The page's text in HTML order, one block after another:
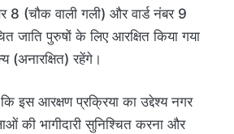
8 (चौक वाली गली) और वार्ड नंबर 9
जाति पुरुषों के लिए आरक्षित किया गया
(अनारक्षित) रहेंगे।
इस आरक्षण प्रक्रिया का उद्देश्य नगर
की भागीदारी सुनिश्चित करना और